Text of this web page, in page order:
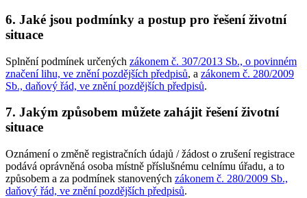
6. Jaké jsou podmínky a postup pro řešení životní
situace
Splnění podmínek určených zákonem č. 307/2013 Sb., o povinném
značení lihu, ve znění pozdějších předpisů, a zákonem č. 280/2009
Sb., daňový řád, ve znění pozdějších předpisů.
7. Jakým způsobem můžete zahájit řešení životní
situace
Oznámení o změně registračních údajů / žádost o zrušení registrace
podává oprávněná osoba místně příslušnému celnímu úřadu, a to
způsobem a za podmínek stanovených zákonem č. 280/2009 Sb.,
daňový řád, ve znění pozdějších předpisů.